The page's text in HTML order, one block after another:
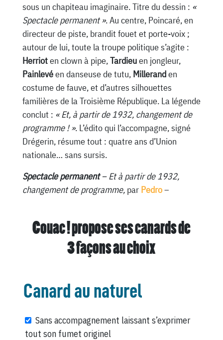
sous un chapiteau imaginaire. Titre du dessin : «
Spectacle permanent ». Au centre, Poincaré, en
directeur de piste, brandit fouet et porte-voix ;
autour de lui, toute la troupe politique s’agite :
Herrioten clown à pipe,Tardieuen jongleur,
Painlevéen danseuse de tutu, Milleranden
costume de fauve, et d’autres silhouettes
familières de la Troisième République. La légende
conclut : « Et, à partir de 1932, changement de
programme ! ». L’édito qui l’accompagne, signé
Drégerin, résume tout : quatre ans d’Union
nationale… sans sursis.
Spectacle permanent– Et à partir de 1932,
changement de programme,par Pedro–
Couac ! propose ses canards de
3 façons au choix
Canard au naturel
Sans accompagnement laissant s’exprimer
tout son fumet originel